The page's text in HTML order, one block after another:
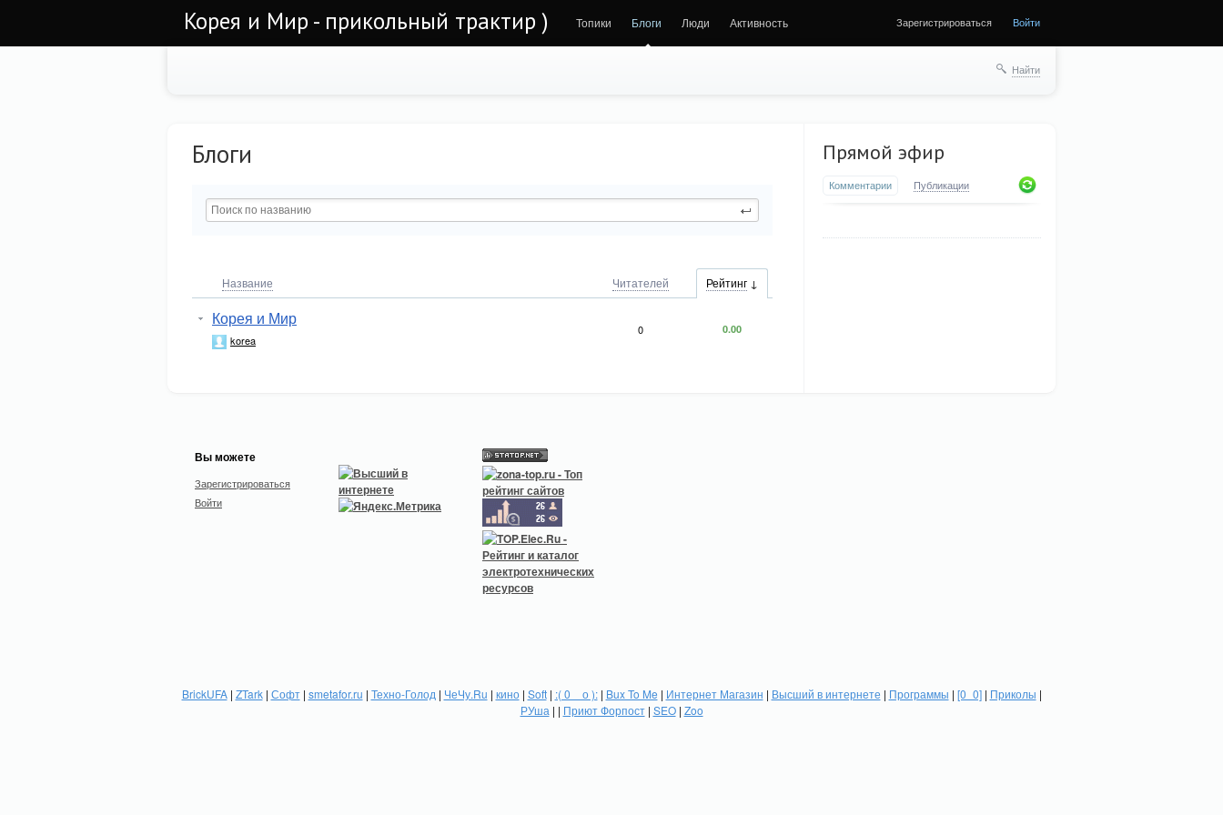
Корея и Мир - прикольный трактир ) Топики Блоги Люди Активность Зарегистрироваться Войти
Найти
Прямой эфир
Комментарии Публикации
Блоги
Название Читателей Рейтинг
Корея и Мир
korea
0 0.00
Вы можете
Зарегистрироваться
Войти
BrickUFA| ZTark| Софт| smetafor.ru | Техно-Голод | ЧеЧу.Ru | кино| Soft| :( 0 _ о ):| Bux To Me | Интернет Магазин | Высший в интернете | Программы | [0_0]| Приколы |
РУша | | Приют Форпост| SEO| Zoo